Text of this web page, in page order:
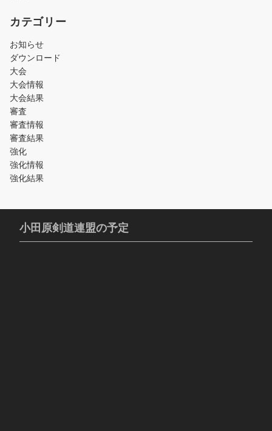
カテゴリー
お知らせ
ダウンロード
大会
大会情報
大会結果
審査
審査情報
審査結果
強化
強化情報
強化結果
小田原剣道連盟の予定